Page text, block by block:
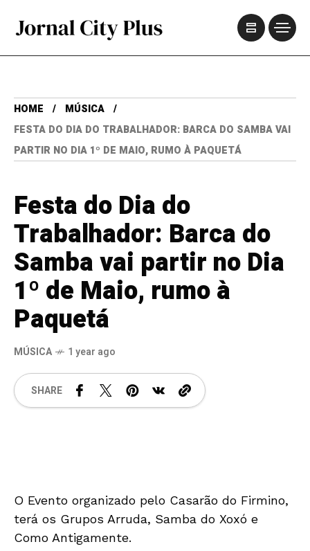
HOME
MÚSICA
FESTA DO DIA DO TRABALHADOR: BARCA DO SAMBA VAI
PARTIR NO DIA 1º DE MAIO, RUMO À PAQUETÁ
Festa do Dia do
Trabalhador: Barca do
Samba vai partir no Dia
1º de Maio, rumo à
Paquetá
MÚSICA 1 year ago
SHARE
O Evento organizado pelo Casarão do Firmino,
terá os Grupos Arruda, Samba do Xoxó e
Como Antigamente.